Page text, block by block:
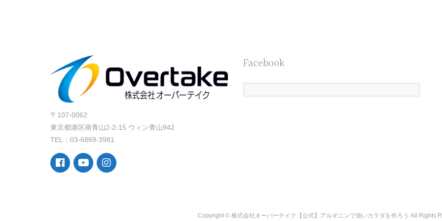
〒107-0062
東京都港区南青山2-2-15 ウィン青山942
TEL：03-6869-3981
Facebook
Copyright © 株式会社オーバーテイク【公式】アルギニンで強いカラダを作ろう All Rights